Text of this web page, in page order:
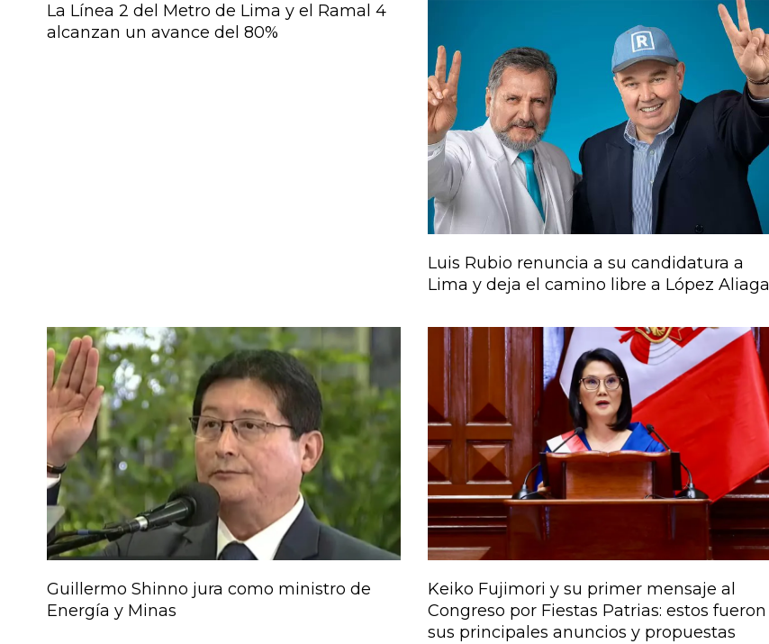
La Línea 2 del Metro de Lima y el Ramal 4
alcanzan un avance del 80%
Luis Rubio renuncia a su candidatura a
Lima y deja el camino libre a López Aliaga
Guillermo Shinno jura como ministro de
Energía y Minas
Keiko Fujimori y su primer mensaje al
Congreso por Fiestas Patrias: estos fueron
sus principales anuncios y propuestas
PáginaPáginaPágina
Página
Página